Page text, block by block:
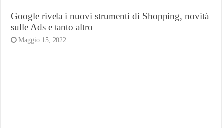
Google rivela i nuovi strumenti di Shopping, novità
sulle Ads e tanto altro
Maggio 15, 2022